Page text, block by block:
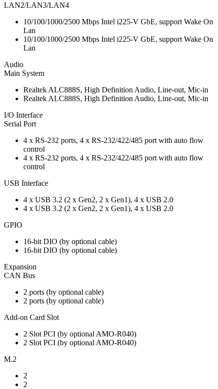
LAN2/LAN3/LAN4
10/100/1000/2500 Mbps Intel i225-V GbE, support Wake On
Lan
10/100/1000/2500 Mbps Intel i225-V GbE, support Wake On
Lan
Audio
Main System
Realtek ALC888S, High Definition Audio, Line-out, Mic-in
Realtek ALC888S, High Definition Audio, Line-out, Mic-in
I/O Interface
Serial Port
4 x RS-232 ports, 4 x RS-232/422/485 port with auto flow
control
4 x RS-232 ports, 4 x RS-232/422/485 port with auto flow
control
USB Interface
4 x USB 3.2 (2 x Gen2, 2 x Gen1), 4 x USB 2.0
4 x USB 3.2 (2 x Gen2, 2 x Gen1), 4 x USB 2.0
GPIO
16-bit DIO (by optional cable)
16-bit DIO (by optional cable)
Expansion
CAN Bus
2 ports (by optional cable)
2 ports (by optional cable)
Add-on Card Slot
2 Slot PCI (by optional AMO-R040)
2 Slot PCI (by optional AMO-R040)
M.2
2
2